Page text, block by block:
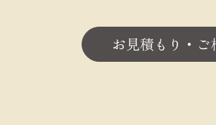
お見積もり・ご